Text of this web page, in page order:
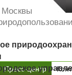
Москвы
Пресс-центр